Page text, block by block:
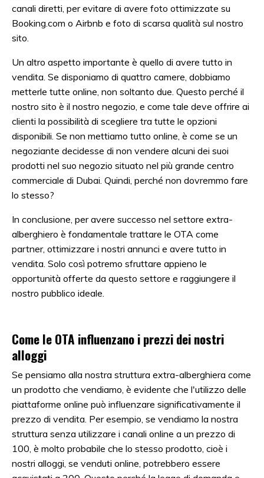
canali diretti, per evitare di avere foto ottimizzate su
Booking.com o Airbnb e foto di scarsa qualità sul nostro
sito.
Un altro aspetto importante è quello di avere tutto in
vendita. Se disponiamo di quattro camere, dobbiamo
metterle tutte online, non soltanto due. Questo perché il
nostro sito è il nostro negozio, e come tale deve offrire ai
clienti la possibilità di scegliere tra tutte le opzioni
disponibili. Se non mettiamo tutto online, è come se un
negoziante decidesse di non vendere alcuni dei suoi
prodotti nel suo negozio situato nel più grande centro
commerciale di Dubai. Quindi, perché non dovremmo fare
lo stesso?
In conclusione, per avere successo nel settore extra-
alberghiero è fondamentale trattare le OTA come
partner, ottimizzare i nostri annunci e avere tutto in
vendita. Solo così potremo sfruttare appieno le
opportunità offerte da questo settore e raggiungere il
nostro pubblico ideale.
Come le OTA influenzano i prezzi dei nostri
alloggi
Se pensiamo alla nostra struttura extra-alberghiera come
un prodotto che vendiamo, è evidente che l'utilizzo delle
piattaforme online può influenzare significativamente il
prezzo di vendita. Per esempio, se vendiamo la nostra
struttura senza utilizzare i canali online a un prezzo di
100, è molto probabile che lo stesso prodotto, cioè i
nostri alloggi, se venduti online, potrebbero essere